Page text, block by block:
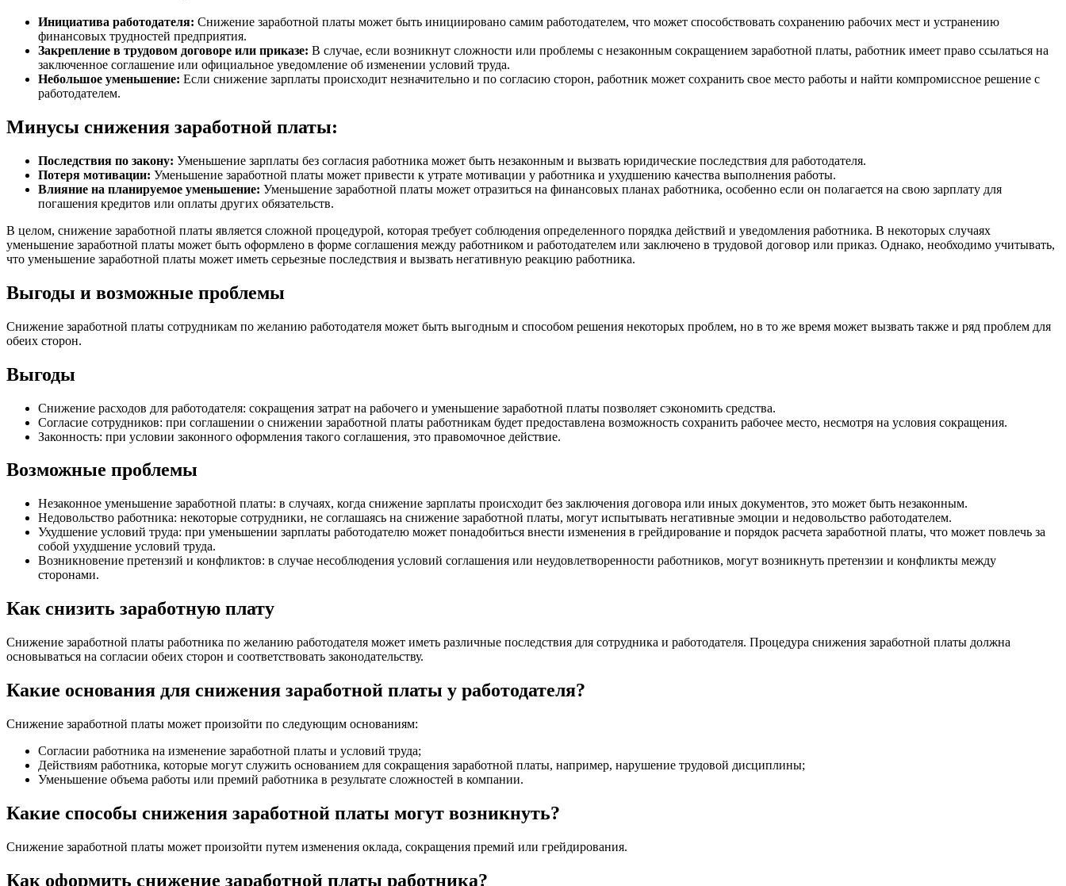
Инициатива работодателя: Снижение заработной платы может быть инициировано самим работодателем, что может способствовать сохранению рабочих мест и устранению
финансовых трудностей предприятия.
Закрепление в трудовом договоре или приказе: В случае, если возникнут сложности или проблемы с незаконным сокращением заработной платы, работник имеет право ссылаться на
заключенное соглашение или официальное уведомление об изменении условий труда.
Небольшое уменьшение: Если снижение зарплаты происходит незначительно и по согласию сторон, работник может сохранить свое место работы и найти компромиссное решение с
работодателем.
Минусы снижения заработной платы:
Последствия по закону: Уменьшение зарплаты без согласия работника может быть незаконным и вызвать юридические последствия для работодателя.
Потеря мотивации: Уменьшение заработной платы может привести к утрате мотивации у работника и ухудшению качества выполнения работы.
Влияние на планируемое уменьшение: Уменьшение заработной платы может отразиться на финансовых планах работника, особенно если он полагается на свою зарплату для
погашения кредитов или оплаты других обязательств.
В целом, снижение заработной платы является сложной процедурой, которая требует соблюдения определенного порядка действий и уведомления работника. В некоторых случаях
уменьшение заработной платы может быть оформлено в форме соглашения между работником и работодателем или заключено в трудовой договор или приказ. Однако, необходимо учитывать,
что уменьшение заработной платы может иметь серьезные последствия и вызвать негативную реакцию работника.
Выгоды и возможные проблемы
Снижение заработной платы сотрудникам по желанию работодателя может быть выгодным и способом решения некоторых проблем, но в то же время может вызвать также и ряд проблем для
обеих сторон.
Выгоды
Снижение расходов для работодателя: сокращения затрат на рабочего и уменьшение заработной платы позволяет сэкономить средства.
Согласие сотрудников: при соглашении о снижении заработной платы работникам будет предоставлена возможность сохранить рабочее место, несмотря на условия сокращения.
Законность: при условии законного оформления такого соглашения, это правомочное действие.
Возможные проблемы
Незаконное уменьшение заработной платы: в случаях, когда снижение зарплаты происходит без заключения договора или иных документов, это может быть незаконным.
Недовольство работника: некоторые сотрудники, не соглашаясь на снижение заработной платы, могут испытывать негативные эмоции и недовольство работодателем.
Ухудшение условий труда: при уменьшении зарплаты работодателю может понадобиться внести изменения в грейдирование и порядок расчета заработной платы, что может повлечь за
собой ухудшение условий труда.
Возникновение претензий и конфликтов: в случае несоблюдения условий соглашения или неудовлетворенности работников, могут возникнуть претензии и конфликты между
сторонами.
Как снизить заработную плату
Снижение заработной платы работника по желанию работодателя может иметь различные последствия для сотрудника и работодателя. Процедура снижения заработной платы должна
основываться на согласии обеих сторон и соответствовать законодательству.
Какие основания для снижения заработной платы у работодателя?
Снижение заработной платы может произойти по следующим основаниям:
Согласии работника на изменение заработной платы и условий труда;
Действиям работника, которые могут служить основанием для сокращения заработной платы, например, нарушение трудовой дисциплины;
Уменьшение объема работы или премий работника в результате сложностей в компании.
Какие способы снижения заработной платы могут возникнуть?
Снижение заработной платы может произойти путем изменения оклада, сокращения премий или грейдирования.
Как оформить снижение заработной платы работника?